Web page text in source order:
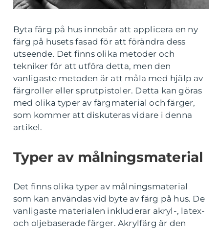
Byta färg på hus innebär att applicera en ny
färg på husets fasad för att förändra dess
utseende. Det finns olika metoder och
tekniker för att utföra detta, men den
vanligaste metoden är att måla med hjälp av
färgroller eller sprutpistoler. Detta kan göras
med olika typer av färgmaterial och färger,
som kommer att diskuteras vidare i denna
artikel.
Typer av målningsmaterial
Det finns olika typer av målningsmaterial
som kan användas vid byte av färg på hus. De
vanligaste materialen inkluderar akryl-, latex-
och oljebaserade färger. Akrylfärg är den